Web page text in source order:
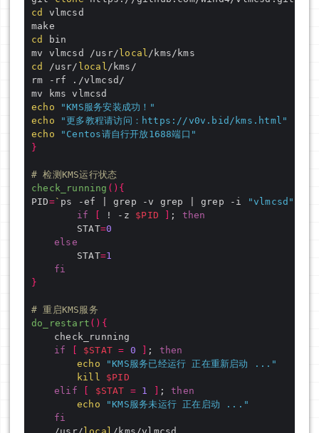
cd
cd
mv vlmcsd /usr/ local
cd
/usr/ local
echo
"KMS服务安装成功！"
echo
"更多教程请访问：https://v0v.bid/kms.html"
echo
"Centos请自行开放1688端口"
}
# 检测KMS运行状态
check_running (){
PID=` ps -ef | grep -v grep | grep -i "vlmcsd"
if
! -z $PID ; then
		STAT
=0
else
		STAT
=1
fi
}
# 重启KMS服务
do_restart (){
if
$STAT = 0 ; then
echo
"KMS服务已经运行 正在重新启动 ..."
kill
$PID
elif
$STAT = 1 ; then
echo
"KMS服务未运行 正在启动 ..."
fi